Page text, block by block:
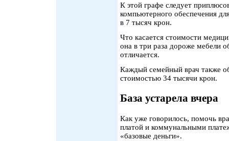
К этой графе следует
компьютерного обеспечения
в 7 тысяч крон.
Что касается стоимости
она в три раза дороже мебели
отличается.
Каждый семейный врач также
стоимостью 34 тысячи крон.
База устарела вчера
Как уже говорилось, помочь
платой и коммунальными
«базовые деньги».